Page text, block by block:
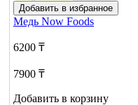
Добавить в избранное
Медь Now Foods
6200 ₸
7900 ₸
Добавить в корзину